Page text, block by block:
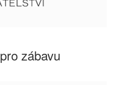
zábavu